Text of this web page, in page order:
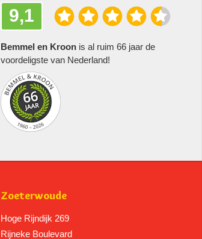
9,1
Bemmel en Kroonis al ruim 66 jaar de
voordeligste van Nederland!
Zoeterwoude
Hoge Rijndijk 269
Rijneke Boulevard